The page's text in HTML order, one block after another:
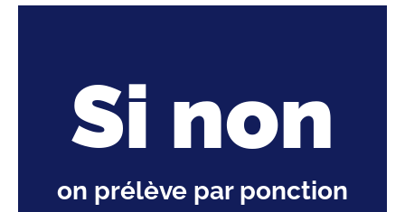
Si non
on prélève par ponction